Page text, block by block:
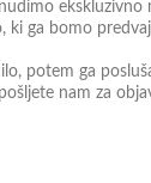
ekskluzivno
ki ga bomo
potem ga
nam za